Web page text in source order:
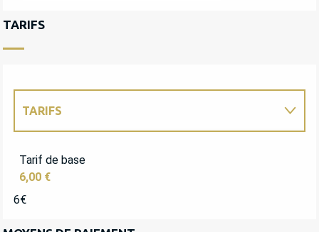
TARIFS
TARIFS
TARIFS 2027
Tarif de base
6,00 €
6€